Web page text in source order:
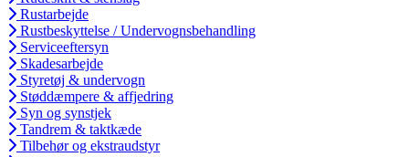
Rustarbejde
Rustbeskyttelse / Undervognsbehandling
Serviceeftersyn
Skadesarbejde
Styretøj & undervogn
Støddæmpere & affjedring
Syn og synstjek
Tandrem & taktkæde
Tilbehør og ekstraudstyr